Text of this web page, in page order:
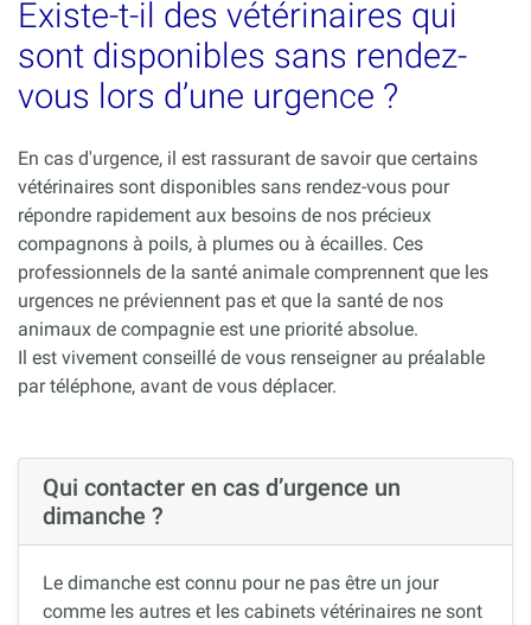
Existe-t-il des vétérinaires qui
sont disponibles sans rendez-
vous lors d’une urgence ?
En cas d'urgence, il est rassurant de savoir que certains
vétérinaires sont disponibles sans rendez-vous pour
répondre rapidement aux besoins de nos précieux
compagnons à poils, à plumes ou à écailles. Ces
professionnels de la santé animale comprennent que les
urgences ne préviennent pas et que la santé de nos
animaux de compagnie est une priorité absolue.
Il est vivement conseillé de vous renseigner au préalable
par téléphone, avant de vous déplacer.
Qui contacter en cas d’urgence un
dimanche ?
Le dimanche est connu pour ne pas être un jour
comme les autres et les cabinets vétérinaires ne sont